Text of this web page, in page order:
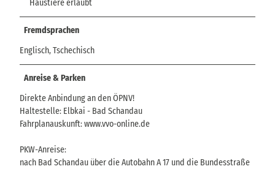
Haustiere erlaubt
Fremdsprachen
Englisch, Tschechisch
Anreise & Parken
Direkte Anbindung an den ÖPNV!
Haltestelle: Elbkai - Bad Schandau
Fahrplanauskunft: www.vvo-online.de
PKW-Anreise:
nach Bad Schandau über die Autobahn A 17 und die Bundesstraße